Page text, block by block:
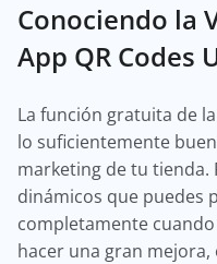
Conociendo la
App QR Codes
La función gratuita de
lo suficientemente
marketing de tu tienda.
dinámicos que puedes
completamente
hacer una gran mejora,